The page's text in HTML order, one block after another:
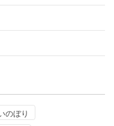
のぼり